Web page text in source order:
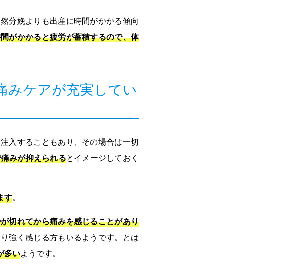
分娩よりも出産に時間がかかる傾向
がかかると疲労が蓄積するので、体
みケアが充実してい
入することもあり、その場合は一切
みが抑えられるとイメージしておく
す。
切れてから痛みを感じることがあり
強く感じる方もいるようです。とは
多いようです。